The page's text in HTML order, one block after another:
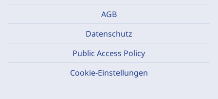
AGB
Datenschutz
Public Access Policy
Cookie-Einstellungen